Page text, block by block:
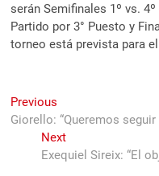
serán Semifinales 1º vs.
Partido por 3° Puesto y
torneo está prevista para
Navegación
de
entradas
Previous
post:
Giorello: “Queremos
NextNext
post:
Exequiel Sireix: “El